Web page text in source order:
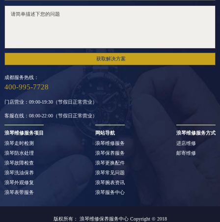
获取解决方案
成都服务热线：
400-995-7728
门店营业：09:00-19:30（节假日正常营业）
客服在线：08:00-22:00（节假日正常营业）
浪琴维修服务项目
浪琴走时检测
浪琴防水处理
浪琴故障检查
浪琴洗油保养
浪琴外观修复
浪琴表带服务
网站导航
浪琴维修服务
浪琴保养服务
浪琴更换配件
浪琴常见问题
浪琴腕表资讯
浪琴服务中心
浪琴维修服务方式
进店维修
邮寄维修
版权所有： 浪琴维修保养服务中心Copyright © 2018